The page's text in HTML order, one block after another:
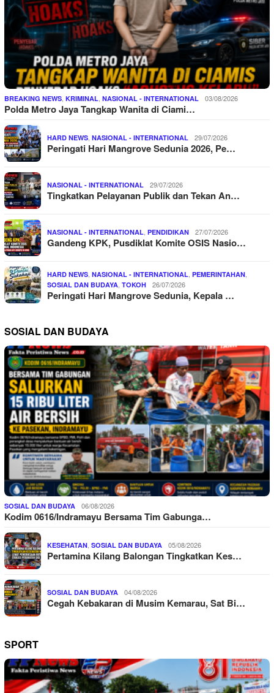
BREAKING NEWS, KRIMINAL, NASIONAL - INTERNATIONAL 03/08/2026
Polda Metro Jaya Tangkap Wanita di Ciami…
HARD NEWS, NASIONAL - INTERNATIONAL 29/07/2026
Peringati Hari Mangrove Sedunia 2026, Pe…
NASIONAL - INTERNATIONAL 29/07/2026
Tingkatkan Pelayanan Publik dan Tekan An…
NASIONAL - INTERNATIONAL, PENDIDIKAN 27/07/2026
Gandeng KPK, Pusdiklat Komite OSIS Nasio…
HARD NEWS, NASIONAL - INTERNATIONAL, PEMERINTAHAN,
SOSIAL DAN BUDAYA, TOKOH 26/07/2026
Peringati Hari Mangrove Sedunia, Kepala …
SOSIAL DAN BUDAYA
SOSIAL DAN BUDAYA 06/08/2026
Kodim 0616/Indramayu Bersama Tim Gabunga…
KESEHATAN, SOSIAL DAN BUDAYA 05/08/2026
Pertamina Kilang Balongan Tingkatkan Kes…
SOSIAL DAN BUDAYA 04/08/2026
Cegah Kebakaran di Musim Kemarau, Sat Bi…
SPORT